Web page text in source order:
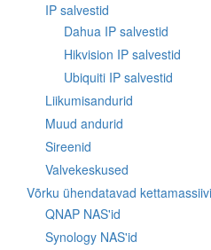
IP salvestid
Dahua IP salvestid
Hikvision IP salvestid
Ubiquiti IP salvestid
Liikumisandurid
Muud andurid
Sireenid
Valvekeskused
Võrku ühendatavad
QNAP NAS'id
Synology NAS'id